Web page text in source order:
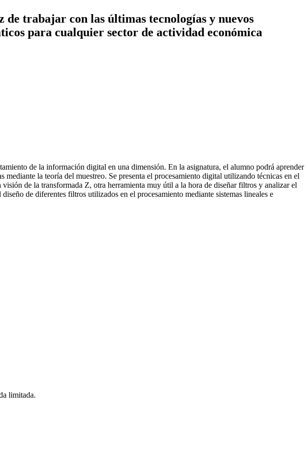
trabajar con las últimas tecnologías y nuevos
para cualquier sector de actividad económica
de la información digital en una dimensión. En la asignatura, el alumno podrá aprender
la teoría del muestreo. Se presenta el procesamiento digital utilizando técnicas en el
de la transformada Z, otra herramienta muy útil a la hora de diseñar filtros y analizar el
de diferentes filtros utilizados en el procesamiento mediante sistemas lineales e
limitada.